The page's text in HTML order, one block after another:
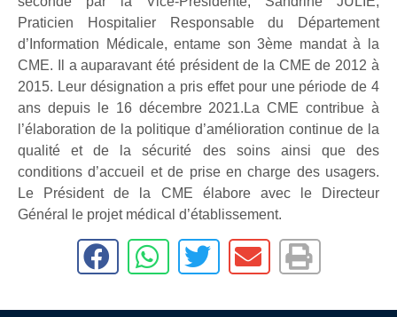
Praticien Hospitalier Responsable du Département
d’Information Médicale, entame son 3ème mandat à la
CME. Il a auparavant été président de la CME de 2012 à
2015. Leur désignation a pris effet pour une période de 4
ans depuis le 16 décembre 2021.La CME contribue à
l’élaboration de la politique d’amélioration continue de la
qualité et de la sécurité des soins ainsi que des
conditions d’accueil et de prise en charge des usagers.
Le Président de la CME élabore avec le Directeur
Général le projet médical d’établissement.